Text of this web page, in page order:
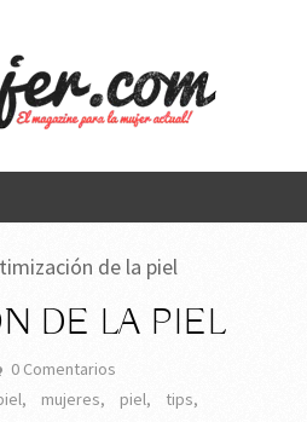
de la piel
DE LA PIEL
0 Comentarios
, mujeres, piel, tips,